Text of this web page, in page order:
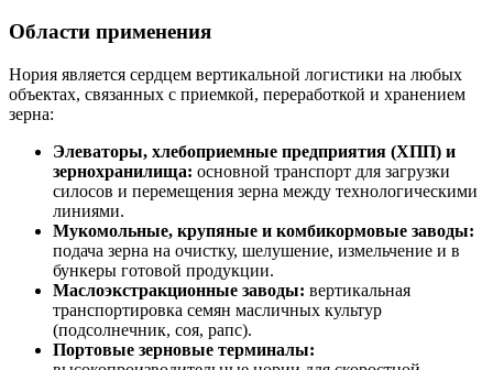
Области применения
Нория является сердцем вертикальной логистики на любых
объектах, связанных с приемкой, переработкой и хранением
зерна:
Элеваторы, хлебоприемные предприятия (ХПП) и
зернохранилища: основной транспорт для загрузки
силосов и перемещения зерна между технологическими
линиями.
Мукомольные, крупяные и комбикормовые заводы:
подача зерна на очистку, шелушение, измельчение и в
бункеры готовой продукции.
Маслоэкстракционные заводы: вертикальная
транспортировка семян масличных культур
(подсолнечник, соя, рапс).
Портовые зерновые терминалы: